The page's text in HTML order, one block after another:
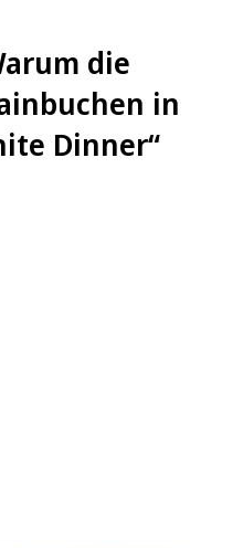
die
in
Dinner“